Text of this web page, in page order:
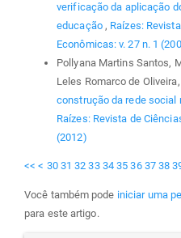
verificação da aplicação
educação , Raízes:
Econômicas: v. 27 n. 1
Pollyana Martins Santos,
Leles Romarco de Oliveira,
construção da rede social
Raízes: Revista de
(2012)
<< < 30 31 32 33 34 35 36 37 38
Você também pode iniciar uma
para este artigo.